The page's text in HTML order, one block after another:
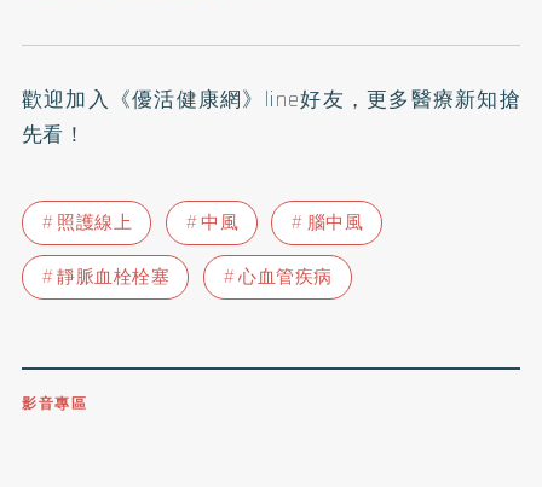
歡迎加入 《優活健康網》line好友 ，更多醫療新知搶
先看！
照護線上 中風
腦中風
靜脈血栓栓塞
心血管疾病
影音專區